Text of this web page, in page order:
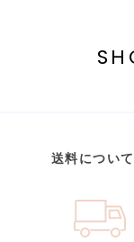
送料につい